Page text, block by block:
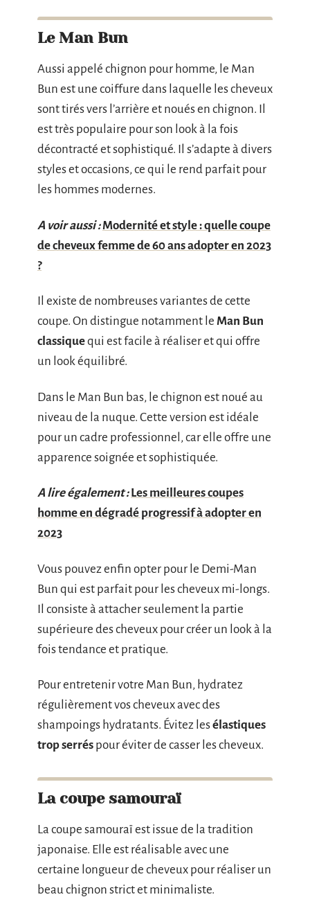
Le Man Bun
Aussi appelé chignon pour homme, le Man
Bun est une coiffure dans laquelle les cheveux
sont tirés vers l’arrière et noués en chignon. Il
est très populaire pour son look à la fois
décontracté et sophistiqué. Il s’adapte à divers
styles et occasions, ce qui le rend parfait pour
les hommes modernes.
A voir aussi : Modernité et style : quelle coupe
de cheveux femme de 60 ans adopter en 2023
?
Il existe de nombreuses variantes de cette
coupe. On distingue notamment le Man Bun
classiquequi est facile à réaliser et qui offre
un look équilibré.
Dans le Man Bun bas, le chignon est noué au
niveau de la nuque. Cette version est idéale
pour un cadre professionnel, car elle offre une
apparence soignée et sophistiquée.
A lire également : Les meilleures coupes
homme en dégradé progressif à adopter en
2023
Vous pouvez enfin opter pour le Demi-Man
Bun qui est parfait pour les cheveux mi-longs.
Il consiste à attacher seulement la partie
supérieure des cheveux pour créer un look à la
fois tendance et pratique.
Pour entretenir votre Man Bun, hydratez
régulièrement vos cheveux avec des
shampoings hydratants. Évitez lesélastiques
trop serrés pour éviter de casser les cheveux.
La coupe samouraï
La coupe samouraï est issue de la tradition
japonaise. Elle est réalisable avec une
certaine longueur de cheveux pour réaliser un
beau chignon strict et minimaliste.